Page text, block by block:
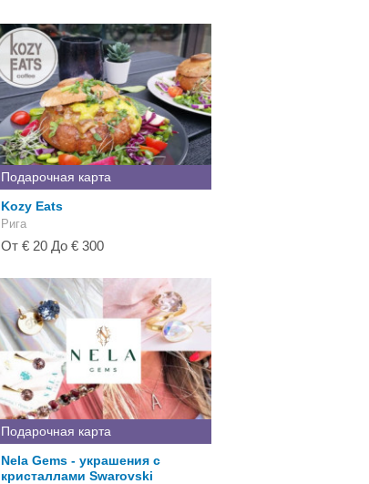
Подарочная карта
Kozy Eats
Рига
От € 20 До € 300
Подарочная карта
Nela Gems - украшения с
кристаллами Swarovski